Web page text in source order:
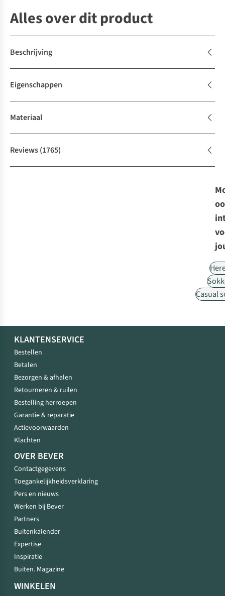
Alles over dit product
Beschrijving
Eigenschappen
Materiaal
Reviews(1765)
Casual
KLANTENSERVICE
Bestellen
Betalen
Bezorgen & afhalen
Retourneren & ruilen
Bestelling herroepen
Garantie & reparatie
Actievoorwaarden
Klachten
OVER BEVER
Contactgegevens
Toegankelijkheidsverklaring
Pers en nieuws
Werken bij Bever
Partners
Buitenkalender
Expertise
Inspiratie
Buiten. Magazine
WINKELEN